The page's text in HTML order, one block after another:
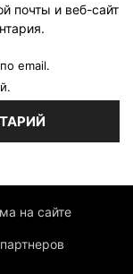
почты и веб-сайт
email.
на сайте